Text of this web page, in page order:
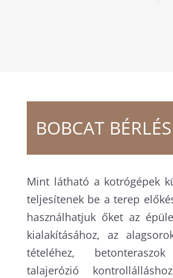
BOBCAT BÉRLÉS
Mint látható a kotrógépek
teljesítenek be a terep
használhatjuk őket az
kialakításához, az
tételéhez,
talajerózió